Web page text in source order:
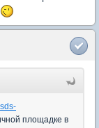
площадке в